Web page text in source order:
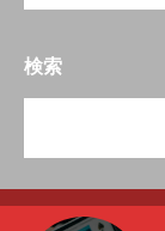
検索